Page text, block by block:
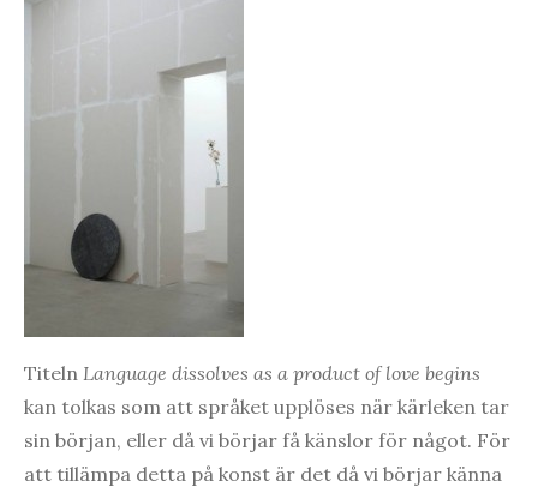
Titeln Language dissolves as a product of love begins
kan tolkas som att språket upplöses när kärleken tar
sin början, eller då vi börjar få känslor för något. För
att tillämpa detta på konst är det då vi börjar känna